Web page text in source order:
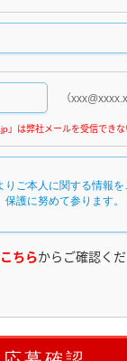
（
こちらからご確認く